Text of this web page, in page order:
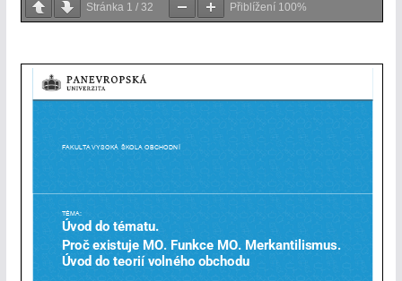
Stránka 1 / 32 Přiblížení 100%